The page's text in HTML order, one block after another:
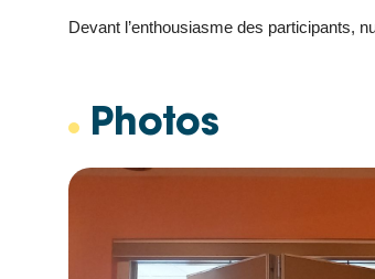
Devant l’enthousiasme des participants,
Photos